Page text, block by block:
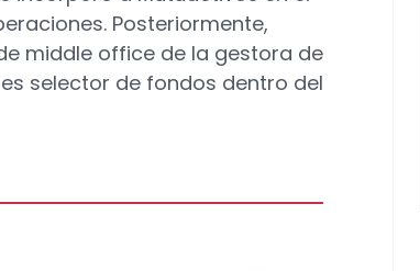
Posteriormente,
middle office de la gestora de
es selector de fondos dentro del